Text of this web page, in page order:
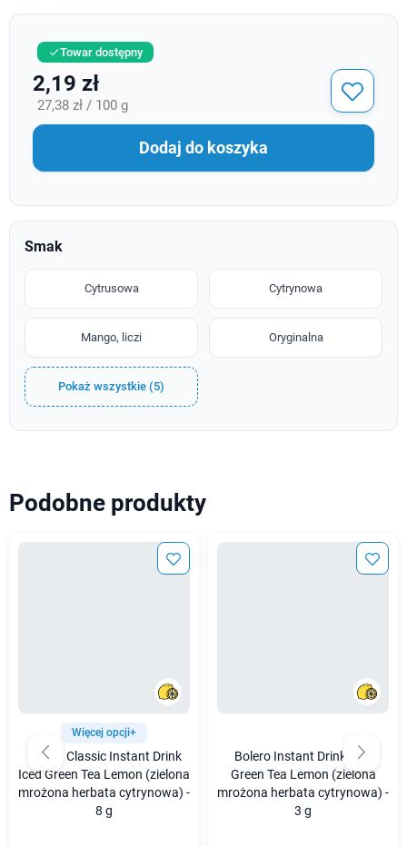
Towar dostępny
2,19 zł
27,38 zł / 100 g
Dodaj do koszyka
Smak
Cytrusowa Cytrynowa
Mango, liczi Oryginalna
Pokaż wszystkie (5)
Podobne produkty
Więcej opcji+
Bolero Classic Instant Drink
Iced Green Tea Lemon (zielona
mrożona herbata cytrynowa) -
8 g
Bolero Instant Drink Iced
Green Tea Lemon (zielona
mrożona herbata cytrynowa) -
3 g